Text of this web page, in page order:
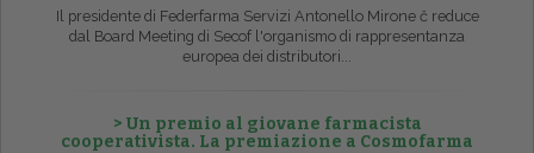
Il presidente di Federfarma Servizi Antonello Mirone č reduce
dal Board Meeting di Secof l'organismo di rappresentanza
europea dei distributori...
> Un premio al giovane farmacista
cooperativista. La premiazione a Cosmofarma